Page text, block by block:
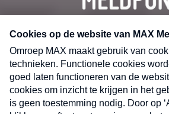
CONTACT
Volg ons op